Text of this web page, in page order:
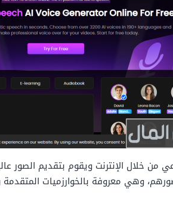
من خلال الإنترنت ويقوم بتقديم الصور
وهي معروفة بالخوارزميات